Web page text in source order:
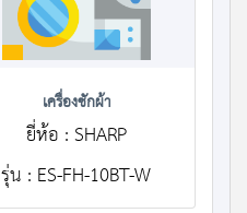
เครื่องซักผ้า
ยี่ห้อ : SHARP
รุ่น : ES-FH-10BT-W